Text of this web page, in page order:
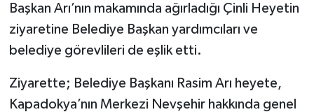
Başkan Arı’nın makamında ağırladığı Çinli Heyetin
ziyaretine Belediye Başkan yardımcıları ve
belediye görevlileri de eşlik etti.
Ziyarette; Belediye Başkanı Rasim Arı heyete,
Kapadokya’nın Merkezi Nevşehir hakkında genel